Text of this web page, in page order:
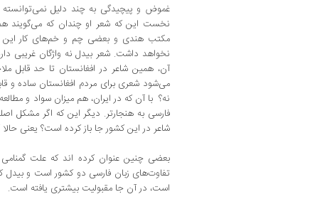
غموض و پیچیدگی به چند دلیل نمی‌توانسته
نخست این که شعر او چندان که می‌گویند
مکتب هندی و بعضی چم و خم‌های کار این
نخواهد داشت‌. شعر بیدل نه واژگان غریبی
آن‌، همین شاعر در افغانستان تا حد
می‌شود شعری برای مردم افغانستان ساده و
نه‌؟ با آن که در ایران‌، هم میزان سواد و
فارسی به هنجارتر. دیگر این که اگر مشکل
شاعر در این کشور جا باز کرده است؟ یعنی
بعضی چنین عنوان کرده ‌اند که علت گمنامی
تفاوت‌های زبان فارسی دو کشور است و بیدل
است‌، در آن جا مقبولیت بیشتری یافته‌ است.